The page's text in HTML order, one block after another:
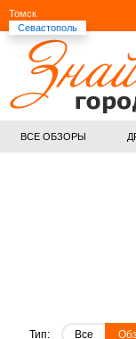
Томск
Севастополь
ВСЕ ОБЗОРЫ
Тип: Все